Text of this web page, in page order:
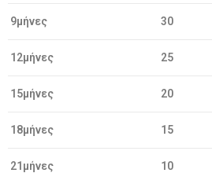
9μήνες 30
12μήνες 25
15μήνες 20
18μήνες 15
21μήνες 10